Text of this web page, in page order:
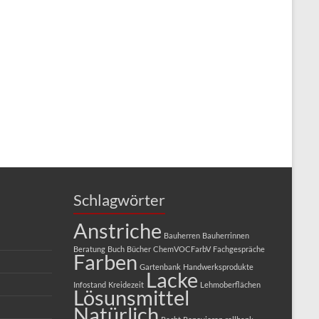
Schlagwörter
Anstriche Bauherren Bauherrinnen
Beratung Buch Bücher ChemVOCFarbV Fachgespräche
Farben Gartenbank Handwerksprodukte
Infostand Kreidezeit Lacke Lehmoberflächen
Lösunsmittel